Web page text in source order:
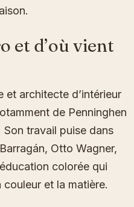
et d’où vient
et architecte d’intérieur
de Penninghen
Son travail puise dans
Otto Wagner,
colorée qui
couleur et la matière.